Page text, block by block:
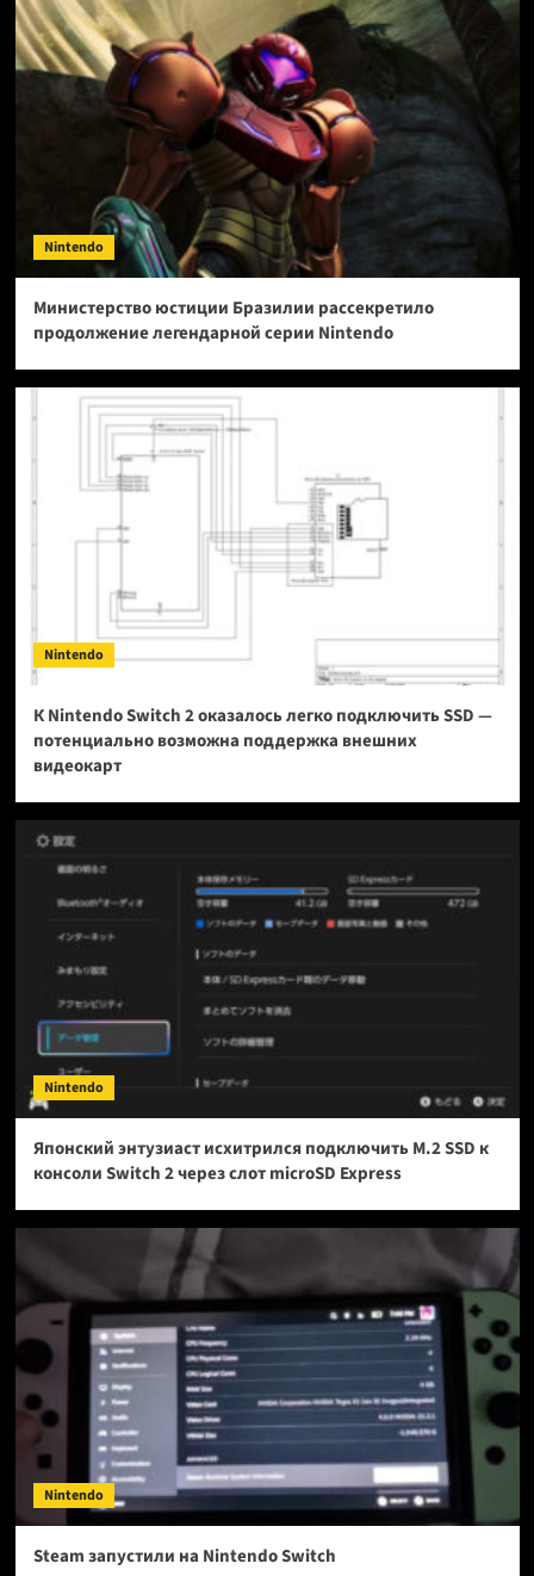
Nintendo
Министерство юстиции Бразилии рассекретило
продолжение легендарной серии Nintendo
Nintendo
К Nintendo Switch 2 оказалось легко подключить SSD —
потенциально возможна поддержка внешних
видеокарт
Nintendo
Японский энтузиаст исхитрился подключить M.2 SSD к
консоли Switch 2 через слот microSD Express
Nintendo
Steam запустили на Nintendo Switch